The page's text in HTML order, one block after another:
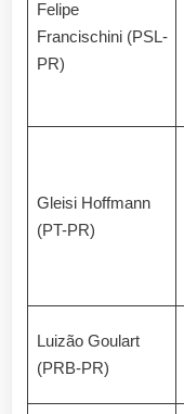
Felipe
Francischini (PSL-
PR)
Gleisi Hoffmann
(PT-PR)
Luizão Goulart
(PRB-PR)